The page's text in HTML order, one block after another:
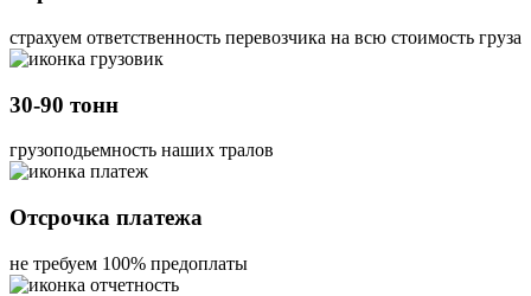
страхуем ответственность перевозчика на всю стоимость груза
30-90 тонн
грузоподьемность наших тралов
Отсрочка платежа
не требуем 100% предоплаты